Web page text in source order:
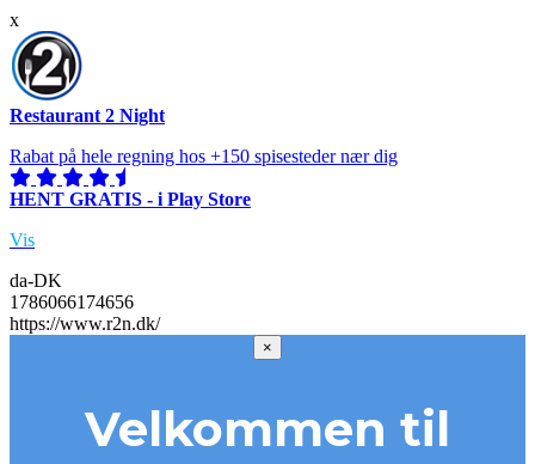
x
Restaurant 2 Night
Rabat på hele regning hos +150 spisesteder nær dig
HENT GRATIS - i Play Store
Vis
da-DK
1786066174656
https://www.r2n.dk/
×
Velkommen til